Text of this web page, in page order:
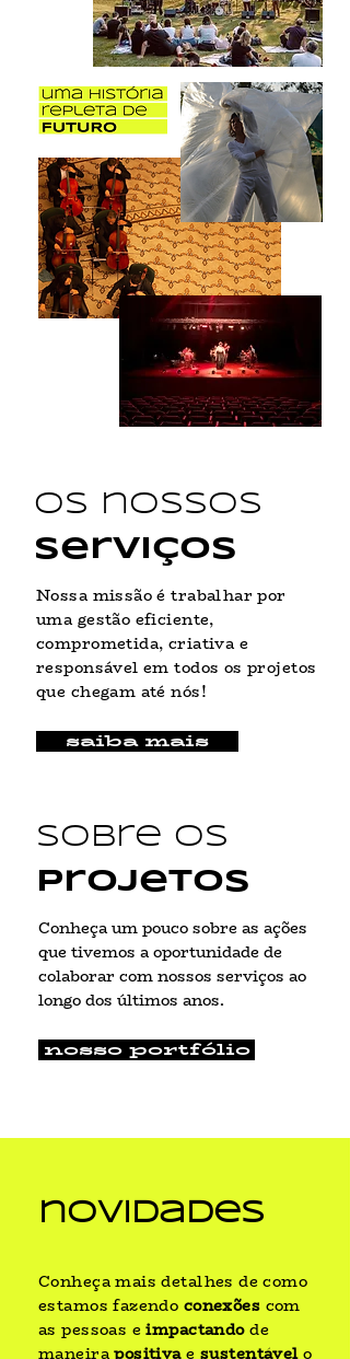
os nossos
serviços
Nossa missão é trabalhar por
uma gestão eficiente,
comprometida, criativa e
responsável em todos os projetos
que chegam até nós!
saiba mais
sobre os
projetos
Conheça um pouco sobre as ações
que tivemos a oportunidade de
colaborar com nossos serviços ao
longo dos últimos anos.
nosso portfólio
novidades
Conheça mais detalhes de como
estamos fazendo conexões com
as pessoas eimpactandode
maneirapositivaesustentávelo